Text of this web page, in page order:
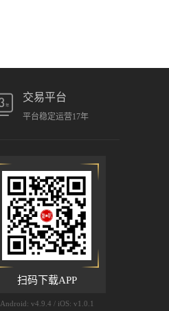
交易平台
平台稳定运营17年
扫码下载APP
Android: v4.9.4 / iOS: v1.0.1